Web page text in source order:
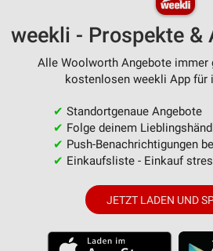
weekli - Prospekte &
Alle Woolworth Angebote
kostenlosen weekli App für
✔ Standortgenaue Angebote
✔ Folge deinem
✔ Push-Benachrichtigungen
✔ Einkaufsliste - Einkauf
JETZT LADEN UND